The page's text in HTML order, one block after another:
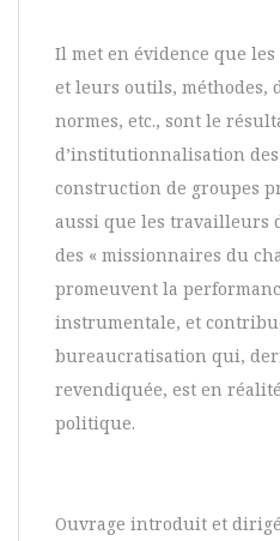
Il met en évidence que
et leurs outils, méthodes,
normes, etc., sont le
d’institution­­nalisation
construction de groupes
aussi que les travailleurs
des « missionnaires du
promeuvent la
instrumentale, et
bureaucratisation qui,
revendiquée, est en
politique.
Ouvrage introduit et